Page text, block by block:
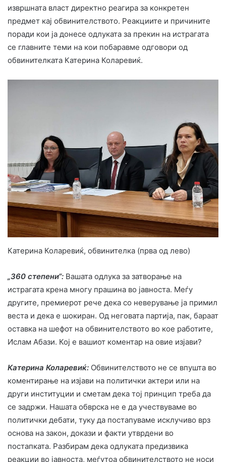
извршната власт директно реагира за конкретен
предмет кај обвинителството. Реакциите и причините
поради кои ја донесе одлуката за прекин на истрагата
се главните теми на кои побаравме одговори од
обвинителката Катерина Коларевиќ.
Катерина Коларевиќ, обвинителка (прва од лево)
„360 степени“: Вашата одлука за затворање на
истрагата крена многу прашина во јавноста. Меѓу
другите, премиерот рече дека со неверување ја примил
веста и дека е шокиран. Од неговата партија, пак, бараат
оставка на шефот на обвинителството во кое работите,
Ислам Абази. Кој е вашиот коментар на овие изјави?
Катерина Коларевиќ: Обвинителството не се впушта во
коментирање на изјави на политички актери или на
други институции и сметам дека тој принцип треба да
се задржи. Нашата обврска не е да учествуваме во
политички дебати, туку да постапуваме исклучиво врз
основа на закон, докази и факти утврдени во
постапката. Разбирам дека одлуката предизвика
реакции во јавноста, меѓутоа обвинителството не носи